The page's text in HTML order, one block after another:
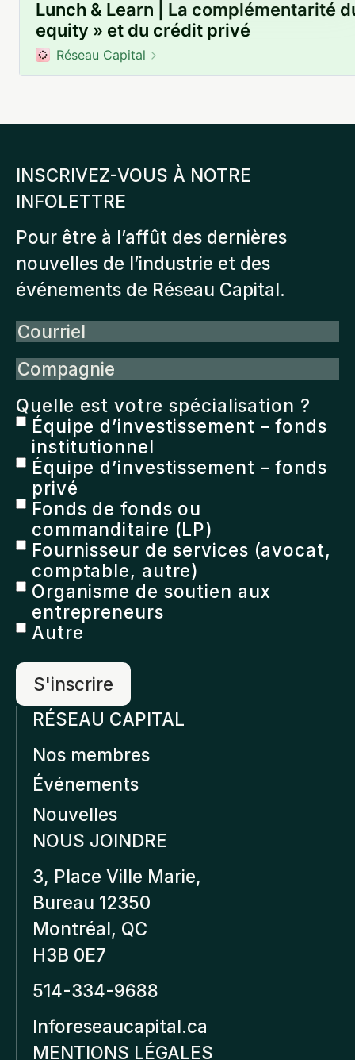
INSCRIVEZ-VOUS À NOTRE
INFOLETTRE
Pour être à l’affût des dernières
nouvelles de l’industrie et des
événements de Réseau Capital.
Courriel
Compagnie
Quelle est votre spécialisation ?
Équipe d’investissement – fonds
institutionnel
Équipe d’investissement – fonds
privé
Fonds de fonds ou
commanditaire (LP)
Fournisseur de services (avocat,
comptable, autre)
Organisme de soutien aux
entrepreneurs
Autre
RÉSEAU CAPITAL
Nos membres
Événements
Nouvelles
NOUS JOINDRE
3, Place Ville Marie,
Bureau 12350
Montréal, QC
H3B 0E7
514-334-9688
Inforeseaucapital.ca
MENTIONS LÉGALES